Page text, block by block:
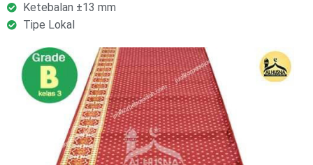
Ketebalan ±13 mm
Tipe Lokal